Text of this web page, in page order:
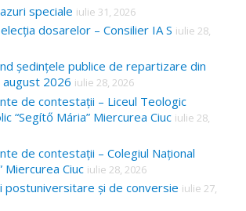
speciale iulie 31, 2026
dosarelor – Consilier IA S iulie 28,
ședințele publice de repartizare din
2026 iulie 28, 2026
de contestații – Liceul Teologic
“Segítő Mária” Miercurea Ciuc iulie 28,
de contestații – Colegiul Național
Miercurea Ciuc iulie 28, 2026
postuniversitare și de conversie iulie 27,